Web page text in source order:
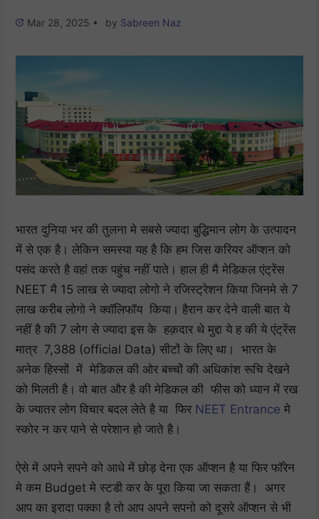
Mar 28, 2025 • by Sabreen Naz
भारत दुनिया भर की तुलना मे सबसे ज्यादा बुद्धिमान लोग के उत्पादन
में से एक है। लेकिन समस्या यह है कि हम जिस करियर ऑप्शन को
पसंद करते है वहां तक पहुंच नहीं पाते। हाल ही मै मेडिकल एंट्रेंस
NEET मै 15 लाख से ज्यादा लोगो ने रजिस्ट्रेशन किया जिनमे से 7
लाख करीब लोगो ने क्वॉलिफॉय किया। हैरान कर देने वाली बात ये
नहीं है की 7 लोग से ज्यादा इस के हक़दार थे मुद्दा ये ह की ये एंट्रेंस
मात्र 7,388 (official Data) सीटों के लिए था। भारत के
अनेक हिस्सों में मेडिकल की ओर बच्चों की अधिकांश रूचि देखने
को मिलती है। वो बात और है की मेडिकल की फीस को ध्यान में रख
के ज्यातर लोग विचार बदल लेते है या फिर NEET Entrance मे
स्कोर न कर पाने से परेशान हो जाते है।
ऐसे में अपने सपने को आधे में छोड़ देना एक ऑप्शन है या फिर फॉरेन
मे कम Budget मे स्टडी कर के पूरा किया जा सकता हैं। अगर
आप का इरादा पक्का है तो आप अपने सपनो को दूसरे ऑप्शन से भी